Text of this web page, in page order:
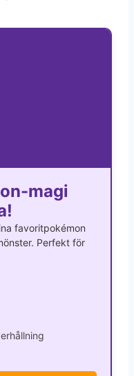
magi
favoritpokémon
Perfekt för